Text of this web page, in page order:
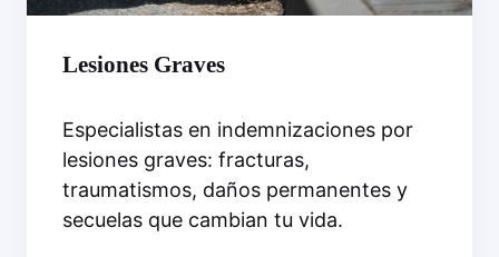
Lesiones Graves
Especialistas en indemnizaciones por
lesiones graves: fracturas,
traumatismos, daños permanentes y
secuelas que cambian tu vida.